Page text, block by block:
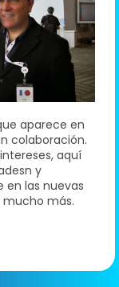
aparece en
colaboración.
aquí
y
las nuevas
mucho más.